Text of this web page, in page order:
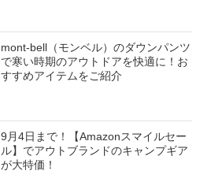
mont-bell（モンベル）のダウンパンツ
で寒い時期のアウトドアを快適に！お
すすめアイテムをご紹介
9月4日まで！【Amazonスマイルセー
ル】でアウトブランドのキャンプギア
が大特価！